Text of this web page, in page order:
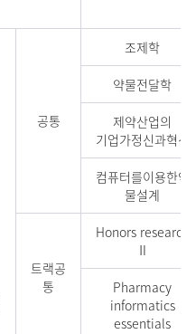
공통
조제학
약물전달학
제약산업의
기업가정신과혁신
컴퓨터를이용한약
물설계
트랙공
통
Honors research
Ⅱ
Pharmacy
informatics
essentials